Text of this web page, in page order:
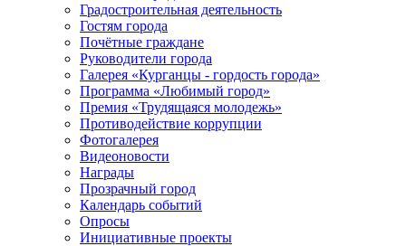
Градостроительная деятельность
Гостям города
Почётные граждане
Руководители города
Галерея «Курганцы - гордость города»
Программа «Любимый город»
Премия «Трудящаяся молодежь»
Противодействие коррупции
Фотогалерея
Видеоновости
Награды
Прозрачный город
Календарь событий
Опросы
Инициативные проекты